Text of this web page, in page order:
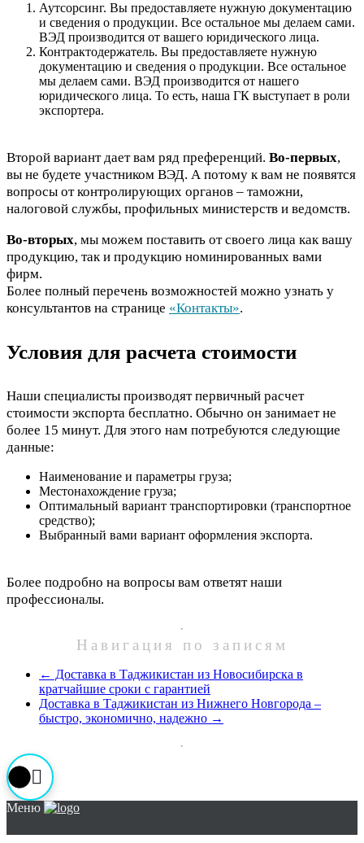
Аутсорсинг. Вы предоставляете нужную документацию
и сведения о продукции. Все остальное мы делаем сами.
ВЭД производится от вашего юридического лица.
Контрактодержатель. Вы предоставляете нужную
документацию и сведения о продукции. Все остальное
мы делаем сами. ВЭД производится от нашего
юридического лица. То есть, наша ГК выступает в роли
экспортера.
Второй вариант дает вам ряд преференций. Во-первых,
вы не будете участником ВЭД. А потому к вам не появятся
вопросы от контролирующих органов – таможни,
налоговой службы, профильных министерств и ведомств.
Во-вторых, мы можем поставить от своего лица как вашу
продукцию, так и продукцию номинированных вами
фирм.
Более полный перечень возможностей можно узнать у
консультантов на странице «Контакты».
Условия для расчета стоимости
Наши специалисты производят первичный расчет
стоимости экспорта бесплатно. Обычно он занимает не
более 15 минут. Для этого нам потребуются следующие
данные:
Наименование и параметры груза;
Местонахождение груза;
Оптимальный вариант транспортировки (транспортное
средство);
Выбранный вами вариант оформления экспорта.
Более подробно на вопросы вам ответят наши
профессионалы.
Навигация по записям
← Доставка в Таджикистан из Новосибирска в
кратчайшие сроки с гарантией
Доставка в Таджикистан из Нижнего Новгорода –
быстро, экономично, надежно →
Меню